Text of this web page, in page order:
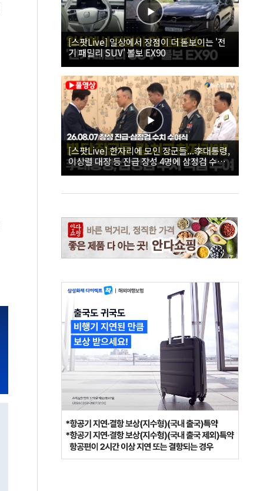
[스팟Live] 일상에서 장점이 더 돋보이는 '전
기 패밀리 SUV' 볼보 EX90
[스팟Live] 한자리에 모인 장군들...李대통령,
이상렬 대장 등 진급 장성 4명에 삼정검 수치
직접 수여｜26.08.07 장성 진급·삼정검 수치